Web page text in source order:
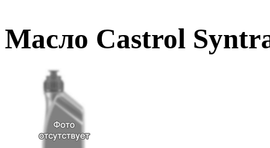
Масло Castrol